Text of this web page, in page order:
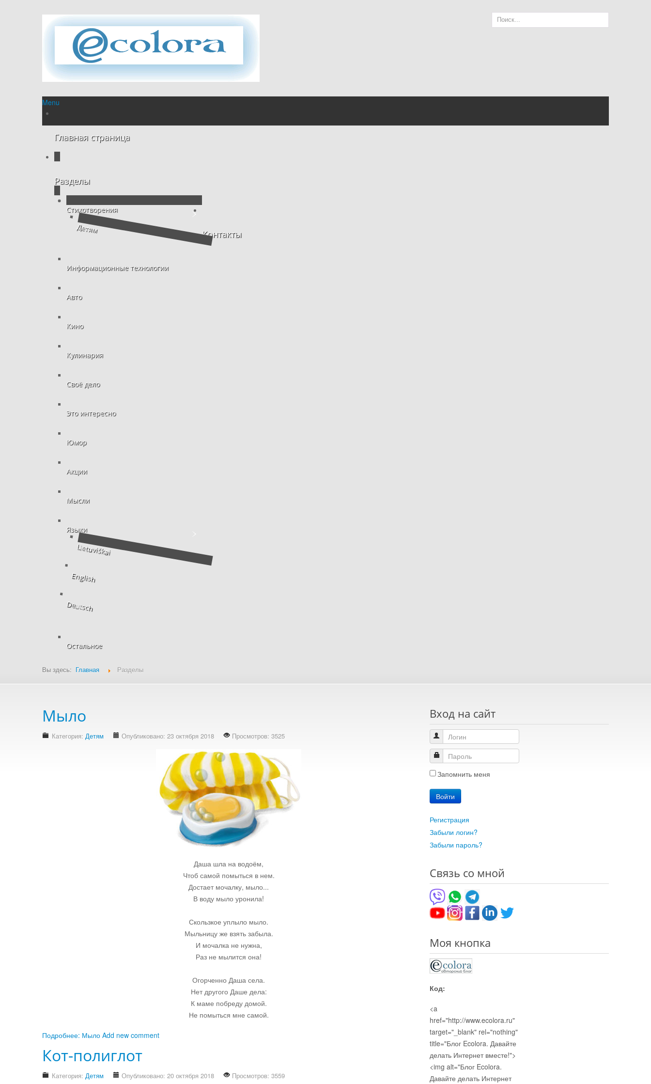
Menu
Главная страница
Разделы
Стихотворения
Детям
Информационные технологии
Авто
Кино
Кулинария
Своё дело
Это интересно
Юмор
Акции
Мысли
Языки
Lietuviškai
English
Deutsch
Остальное
Контакты
Вы здесь: Главная Разделы
Мыло
Категория: Детям Опубликовано: 23 октября 2018 Просмотров: 3525
Даша шла на водоём,
Чтоб самой помыться в нем.
Достает мочалку, мыло...
В воду мыло уронила!
Скользкое уплыло мыло.
Мыльницу же взять забыла.
И мочалка не нужна,
Раз не мылится она!
Огорченно Даша села.
Нет другого Даше дела:
К маме побреду домой.
Не помыться мне самой.
Подробнее: Мыло Add new comment
Кот-полиглот
Категория: Детям Опубликовано: 20 октября 2018 Просмотров: 3559
Вход на сайт
Запомнить меня
Войти
Регистрация
Забыли логин?
Забыли пароль?
Связь со мной
Моя кнопка
Код:
<a
href="http://www.ecolora.ru"
target="_blank" rel="nothing"
title="Блог Ecolora. Давайте
делать Интернет вместе!">
<img alt="Блог Ecolora.
Давайте делать Интернет